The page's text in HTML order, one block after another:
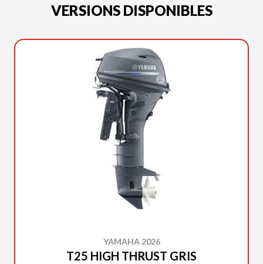
VERSIONS DISPONIBLES
YAMAHA 2026
T25 HIGH THRUST GRIS